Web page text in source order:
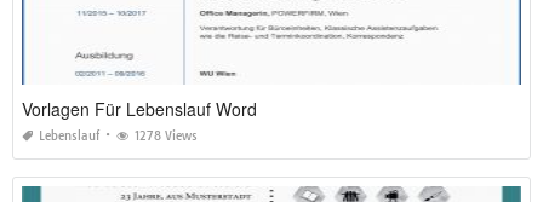
Vorlagen Für Lebenslauf Word
Lebenslauf 1278 Views